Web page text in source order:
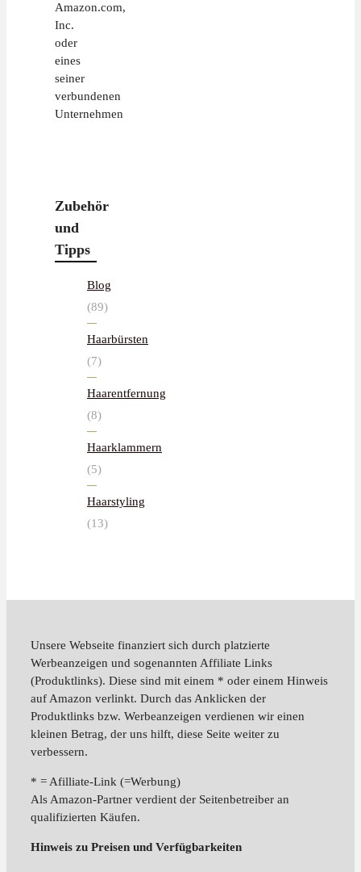
Amazon.com,
Inc.
oder
eines
seiner
verbundenen
Unternehmen
Zubehör
und
Tipps
Blog
(89)
Haarbürsten
(7)
Haarentfernung
(8)
Haarklammern
(5)
Haarstyling
(13)
Unsere Webseite finanziert sich durch platzierte
Werbeanzeigen und sogenannten Affiliate Links
(Produktlinks). Diese sind mit einem * oder einem Hinweis
auf Amazon verlinkt. Durch das Anklicken der
Produktlinks bzw. Werbeanzeigen verdienen wir einen
kleinen Betrag, der uns hilft, diese Seite weiter zu
verbessern.
* = Afilliate-Link (=Werbung)
Als Amazon-Partner verdient der Seitenbetreiber an
qualifizierten Käufen.
Hinweis zu Preisen und Verfügbarkeiten